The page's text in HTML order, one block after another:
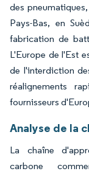
des
Pays-Bas, en
fabrication de
L'Europe de l'Est
de l'interdiction
réalignements
fournisseurs
Analyse de la
La chaîne
carbone